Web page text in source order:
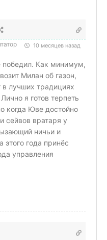
10 месяцев назад
Как минимум,
Милан об газон,
в лучших традициях
я готов терпеть
когда Юве достойно
сейвов вратаря у
ничьи и
года принёс
управления